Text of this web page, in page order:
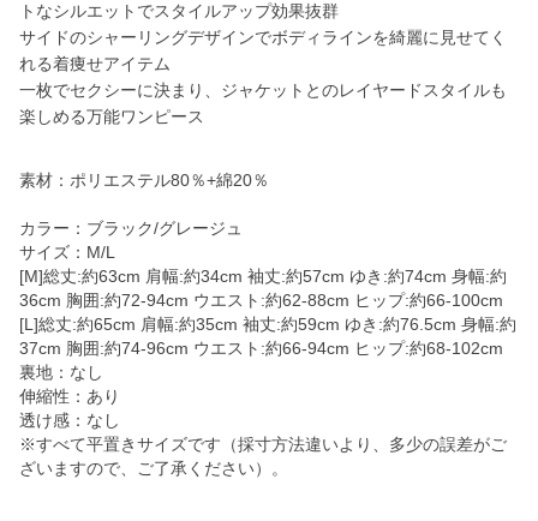
トなシルエットでスタイルアップ効果抜群
サイドのシャーリングデザインでボディラインを綺麗に見せてく
れる着痩せアイテム
一枚でセクシーに決まり、ジャケットとのレイヤードスタイルも
楽しめる万能ワンピース
素材：ポリエステル80％+綿20％
カラー：ブラック/グレージュ
サイズ：M/L
[M]総丈:約63cm 肩幅:約34cm 袖丈:約57cm ゆき:約74cm 身幅:約
36cm 胸囲:約72-94cm ウエスト:約62-88cm ヒップ:約66-100cm
[L]総丈:約65cm 肩幅:約35cm 袖丈:約59cm ゆき:約76.5cm 身幅:約
37cm 胸囲:約74-96cm ウエスト:約66-94cm ヒップ:約68-102cm
裏地：なし
伸縮性：あり
透け感：なし
※すべて平置きサイズです（採寸方法違いより、多少の誤差がご
ざいますので、ご了承ください）。